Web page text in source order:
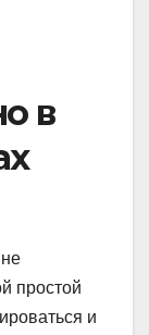
в
простой
и